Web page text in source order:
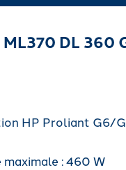
DL 360
HP Proliant G6/
maximale : 460 W